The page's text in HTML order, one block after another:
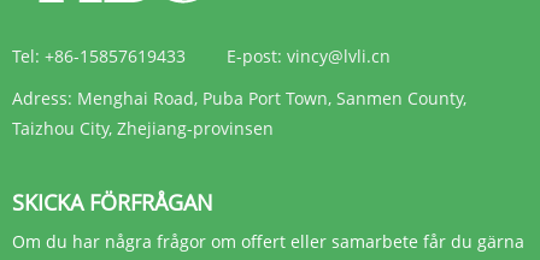
Tel: +86-15857619433 E-post: vincy@lvli.cn
Adress: Menghai Road, Puba Port Town, Sanmen County,
Taizhou City, Zhejiang-provinsen
SKICKA FÖRFRÅGAN
Om du har några frågor om offert eller samarbete får du gärna